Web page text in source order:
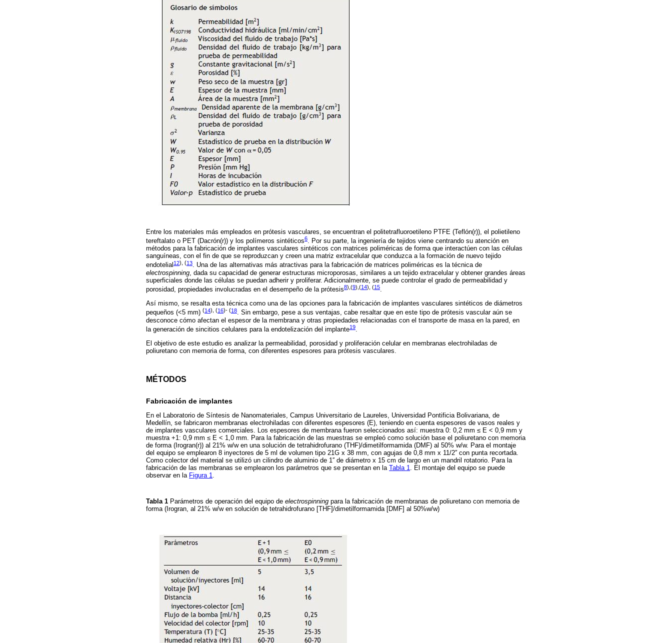
Entre los materiales más empleados en prótesis vasculares, se encuentran el politetrafluoroetileno PTFE (Teflón(r)), el polietileno
tereftalato o PET (Dacrón(r)) y los polímeros sintéticos6. Por su parte, la ingeniería de tejidos viene centrando su atención en
métodos para la fabricación de implantes vasculares sintéticos con matrices poliméricas de forma que interactúen con las células
sanguíneas, con el fin de que se reproduzcan y creen una matriz extracelular que conduzca a la formación de nuevo tejido
endotelial 12), (13. Una de las alternativas más atractivas para la fabricación de matrices poliméricas es la técnica de
electrospinning , dada su capacidad de generar estructuras microporosas, similares a un tejido extracelular y obtener grandes áreas
superficiales donde las células se puedan adherir y proliferar. Adicionalmente, se puede controlar el grado de permeabilidad y
porosidad, propiedades involucradas en el desempeño de la prótesis8),(9),(14), (15.
Así mismo, se resalta esta técnica como una de las opciones para la fabricación de implantes vasculares sintéticos de diámetros
pequeños (<5 mm) (14), (16)- (18. Sin embargo, pese a sus ventajas, cabe resaltar que en este tipo de prótesis vascular aún se
desconoce cómo afectan el espesor de la membrana y otras propiedades relacionadas con el transporte de masa en la pared, en
la generación de sincitios celulares para la endotelización del implante19.
El objetivo de este estudio es analizar la permeabilidad, porosidad y proliferación celular en membranas electrohiladas de
poliuretano con memoria de forma, con diferentes espesores para prótesis vasculares.
MÉTODOS
Fabricación de implantes
En el Laboratorio de Síntesis de Nanomateriales, Campus Universitario de Laureles, Universidad Pontificia Bolivariana, de
Medellín, se fabricaron membranas electrohiladas con diferentes espesores (E), teniendo en cuenta espesores de vasos reales y
de implantes vasculares comerciales. Los espesores de membrana fueron seleccionados así: muestra 0: 0,2 mm ≤ E < 0,9 mm y
muestra +1: 0,9 mm ≤ E < 1,0 mm. Para la fabricación de las muestras se empleó como solución base el poliuretano con memoria
de forma (Irogran(r)) al 21% w/w en una solución de tetrahidrofurano (THF)/dimetilformamida (DMF) al 50% w/w. Para el montaje
del equipo se emplearon 8 inyectores de 5 ml de volumen tipo 21G x 38 mm, con agujas de 0,8 mm x 11/2′′ con punta recortada.
Como colector del material se utilizó un cilindro de aluminio de 1′′ de diámetro x 15 cm de largo en un mandril rotatorio. Para la
fabricación de las membranas se emplearon los parámetros que se presentan en la Tabla 1. El montaje del equipo se puede
observar en la Figura 1.
Tabla 1 Parámetros de operación del equipo de electrospinning para la fabricación de membranas de poliuretano con memoria de
forma (Irogran, al 21% w/w en solución de tetrahidrofurano [THF]/dimetilformamida [DMF] al 50%w/w)